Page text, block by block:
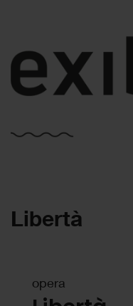
Libertà
opera